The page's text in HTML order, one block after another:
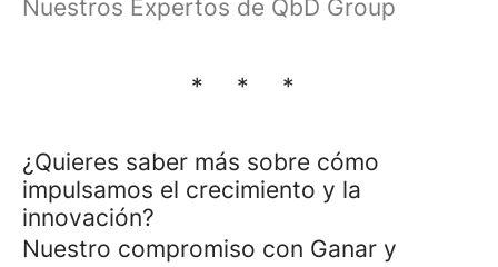
Nuestros Expertos de QbD Group
* * *
¿Quieres saber más sobre cómo
impulsamos el crecimiento y la
innovación?
Nuestro compromiso con Ganar y